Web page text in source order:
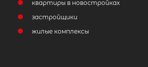
Популярное
квартиры в новостройках
застройщики
жилые комплексы